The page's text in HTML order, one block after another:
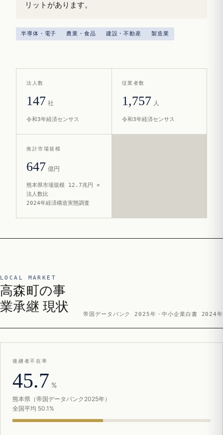
リットがあります。
半導体・電子 農業・食品 建設・不動産 製造業
法人数
147 社
令和3年経済センサス
従業者数
1,757 人
令和3年経済センサス
推計市場規模
647 億円
熊本県市場規模 12.7兆円 ×
法人数比
2024年経済構造実態調査
LOCAL MARKET
高森町の事
業承継 現状
帝国データバンク 2025年・中小企業白書 2024年
後継者不在率
45.7 %
熊本県（帝国データバンク2025年）
全国平均 50.1%